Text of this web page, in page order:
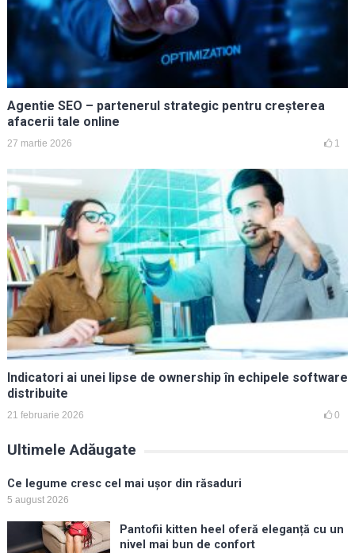
Agentie SEO – partenerul strategic pentru creșterea
afacerii tale online
27 martie 2026 1
Indicatori ai unei lipse de ownership în echipele software
distribuite
21 februarie 2026 0
Ultimele Adăugate
Ce legume cresc cel mai ușor din răsaduri
5 august 2026
Pantofii kitten heel oferă eleganță cu un
nivel mai bun de confort